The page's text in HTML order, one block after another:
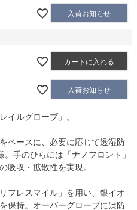
入荷お知らせ
カートに入れる
入荷お知らせ
イルグローブ」。
ベースに、必要に応じて透湿防
手のひらには「ナノフロント」
吸収・拡散性を実現。
フレスマイル」を用い、銀イオ
保持。オーバーグローブには防